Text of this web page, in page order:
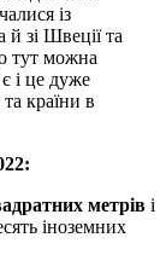
із
й зі Швеції та
тут можна
і це дуже
країни в
метрів і
іноземних